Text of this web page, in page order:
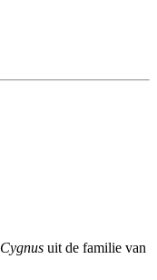
Cygnus uit de familie van